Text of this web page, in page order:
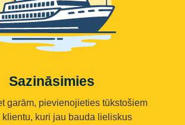
Sazināsimies
garām, pievienojieties tūkstošiem
klientu, kuri jau bauda lieliskus